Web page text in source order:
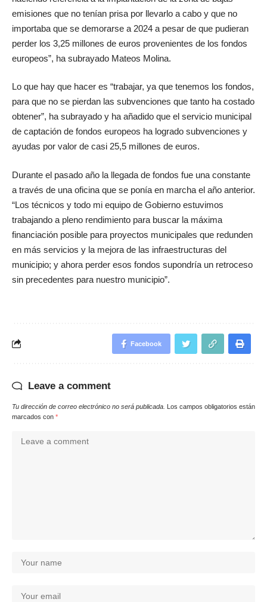
emisiones que no tenían prisa por llevarlo a cabo y que no
importaba que se demorarse a 2024 a pesar de que pudieran
perder los 3,25 millones de euros provenientes de los fondos
europeos”, ha subrayado Mateos Molina.
Lo que hay que hacer es “trabajar, ya que tenemos los fondos,
para que no se pierdan las subvenciones que tanto ha costado
obtener”, ha subrayado y ha añadido que el servicio municipal
de captación de fondos europeos ha logrado subvenciones y
ayudas por valor de casi 25,5 millones de euros.
Durante el pasado año la llegada de fondos fue una constante
a través de una oficina que se ponía en marcha el año anterior.
“Los técnicos y todo mi equipo de Gobierno estuvimos
trabajando a pleno rendimiento para buscar la máxima
financiación posible para proyectos municipales que redunden
en más servicios y la mejora de las infraestructuras del
municipio; y ahora perder esos fondos supondría un retroceso
sin precedentes para nuestro municipio”.
Facebook
Leave a comment
Tu dirección de correo electrónico no será publicada. Los campos obligatorios están
marcados con *